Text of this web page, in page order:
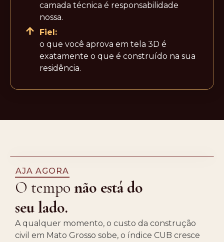
camada técnica é responsabilidade
nossa.
Fiel:
o que você aprova em tela 3D é
exatamente o que é construído na sua
residência.
AJA AGORA
O tempo não está do
seu lado.
A qualquer momento, o custo da construção
civil em Mato Grosso sobe, o índice CUB cresce